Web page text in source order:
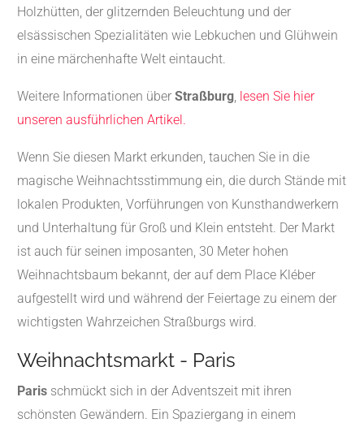
Holzhütten, der glitzernden Beleuchtung und der
elsässischen Spezialitäten wie Lebkuchen und Glühwein
in eine märchenhafte Welt eintaucht.
Weitere Informationen über Straßburg lesen Sie hier
unseren ausführlichen Artikel.
Wenn Sie diesen Markt erkunden, tauchen Sie in die
magische Weihnachtsstimmung ein, die durch Stände mit
lokalen Produkten, Vorführungen von Kunsthandwerkern
und Unterhaltung für Groß und Klein entsteht. Der Markt
ist auch für seinen imposanten, 30 Meter hohen
Weihnachtsbaum bekannt, der auf dem Place Kléber
aufgestellt wird und während der Feiertage zu einem der
wichtigsten Wahrzeichen Straßburgs wird.
Weihnachtsmarkt - Paris
Paris schmückt sich in der Adventszeit mit ihren
schönsten Gewändern. Ein Spaziergang in einem